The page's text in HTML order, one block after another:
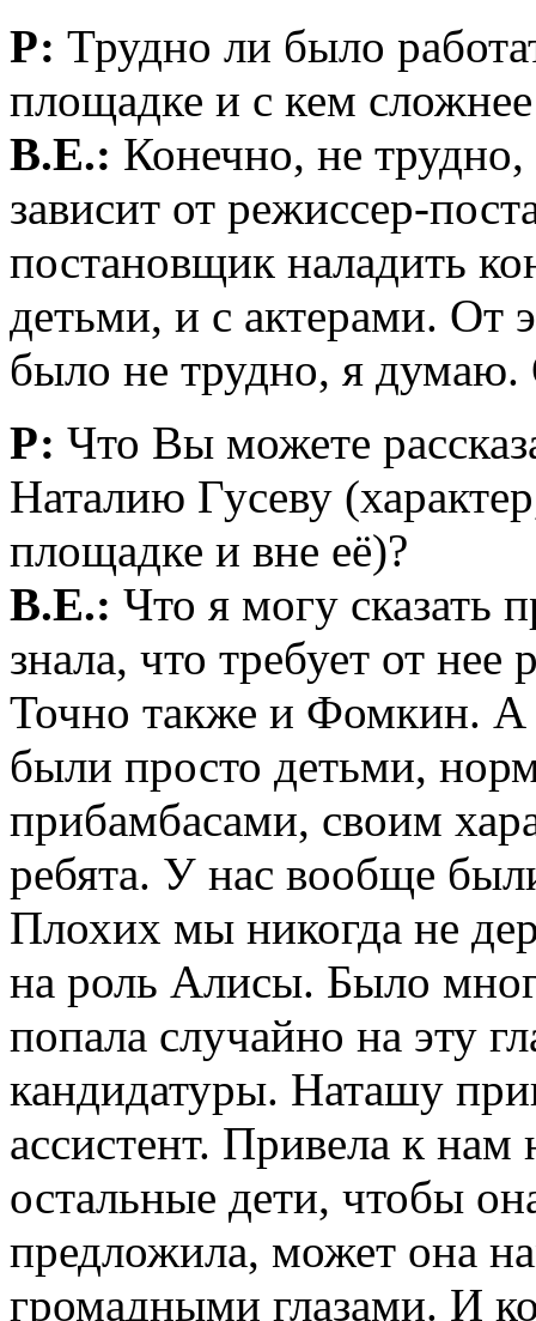
Р: Трудно ли было
площадке и с кем сложнее
В.Е.: Конечно, не
зависит от режиссер-
постановщик наладить
детьми, и с актерами. От
было не трудно, я
Р: Что Вы можете
Наталию Гусеву
площадке и вне её)?
В.Е.: Что я могу сказать
знала, что требует от
Точно также и Фомкин.
были просто детьми,
прибамбасами, своим
ребята. У нас вообще
Плохих мы никогда не
на роль Алисы. Было
попала случайно на эту
кандидатуры. Наташу
ассистент. Привела к нам
остальные дети, чтобы
предложила, может она
громадными глазами. И